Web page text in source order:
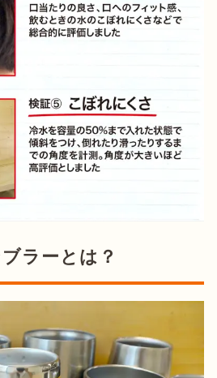
ラーとは？